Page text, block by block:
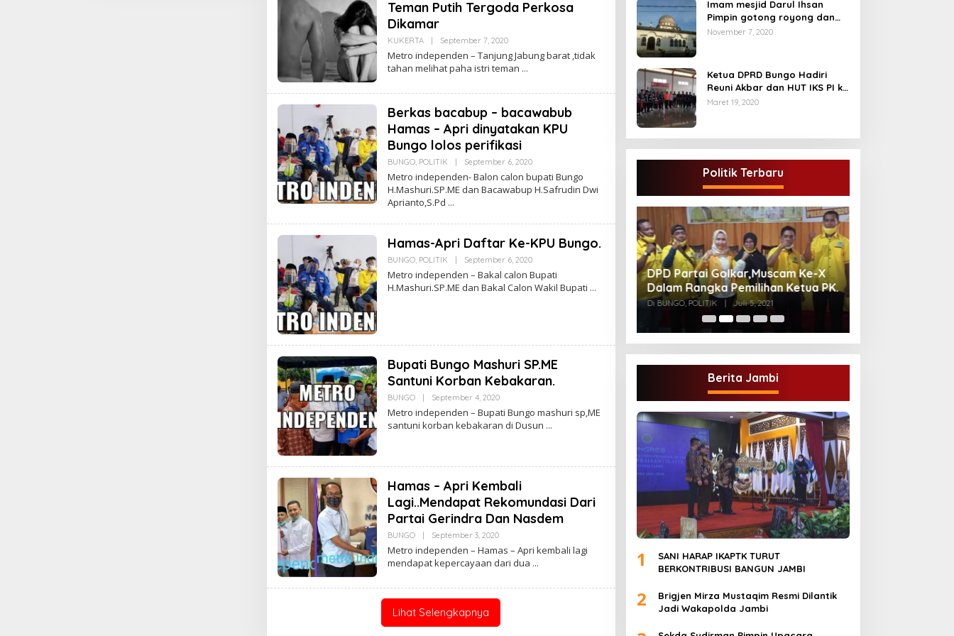
E
Teman Putih Tergoda Perkosa
Dikamar
KUKERTA | September 7, 2020O
E
H
N
K
E
S
U
Metro independen – Tanjung Jabung barat ,tidak
tahan melihat paha istri teman
Berkas bacabup – bacawabub
Hamas – Apri dinyatakan KPU
Bungo lolos perifikasi
BUNGO, POLITIK | September 6, 2020O
E
H
K
E
P
S
U
K
Metro independen- Balon calon bupati Bungo
H.Mashuri.SP.ME dan Bacawabup H.Safrudin Dwi
Aprianto,S.Pd
Hamas-Apri Daftar Ke-KPU Bungo.
BUNGO, POLITIK | September 6, 2020O
E
H
E
P
S
U
K
Metro independen – Bakal calon Bupati
H.Mashuri.SP.ME dan Bakal Calon Wakil Bupati
Bupati Bungo Mashuri SP.ME
Santuni Korban Kebakaran.
BUNGO | September 4, 2020O
E
H
N
E
P
S
U
K
Metro independen – Bupati Bungo mashuri sp,ME
santuni korban kebakaran di Dusun
Hamas – Apri Kembali
Lagi..Mendapat Rekomundasi Dari
Partai Gerindra Dan Nasdem
BUNGO | September 3, 2020O
E
H
N
E
Metro independen – Hamas – Apri kembali lagi
mendapat kepercayaan dari dua
Lihat Selengkapnya
Imam mesjid Darul Ihsan
Pimpin gotong royong dan
rehab masjid di desa Tambun
November 7, 2020
Ketua DPRD Bungo Hadiri
Reuni Akbar dan HUT IKS PI ke
40
Maret 19, 2020
Politik Terbaru
DPD Partai Nasdem Kab Bungo
Gelar Acara Peringatan HUT Ke-
DPD Partai Golkar,Muscam Ke-X
Dalam Rangka Pemilihan Ketua PK.
Di BUNGO, POLITIK Juli 5, 2021
Berita Jambi
1
SANI HARAP IKAPTK TURUT
BERKONTRIBUSI BANGUN JAMBI
2
Brigjen Mirza Mustaqim Resmi Dilantik
Jadi Wakapolda Jambi